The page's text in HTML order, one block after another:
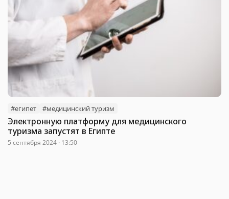
#египет #медицинский туризм
Электронную платформу для медицинского
туризма запустят в Египте
5 сентября 2024 · 13:50